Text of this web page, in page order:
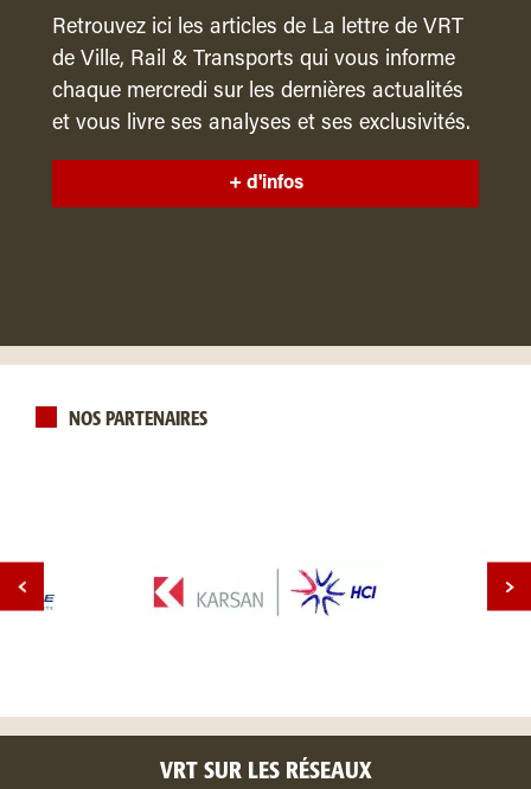
Retrouvez ici les articles de La lettre de VRT
de Ville, Rail & Transports qui vous informe
chaque mercredi sur les dernières actualités
et vous livre ses analyses et ses exclusivités.
+ d'infos
NOS PARTENAIRES
VRT SUR LES RÉSEAUX